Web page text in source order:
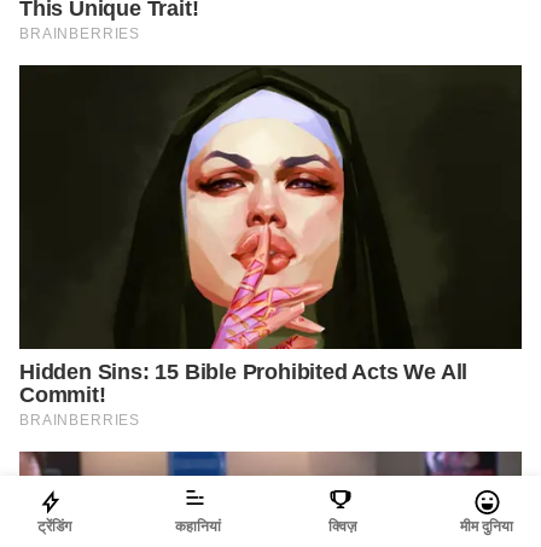
ट्रेंडिंग कहानियां क्विज़ मीम दुनिया